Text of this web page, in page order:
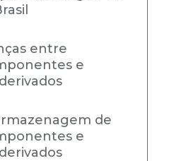
entre
e
de
e